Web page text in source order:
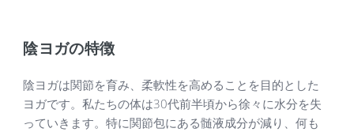
陰ヨガの特徴
陰ヨガは関節を育み、柔軟性を高めることを目的とした
ヨガです。私たちの体は30代前半頃から徐々に水分を失
っていきます。特に関節包にある髄液成分が減り、何も